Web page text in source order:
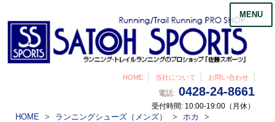
HOME 当社について お問い合わせ
電話: 0428-24-8661
受付時間: 10:00-19:00（月休）
MENU
HOME ランニングシューズ（メンズ）
ホカ